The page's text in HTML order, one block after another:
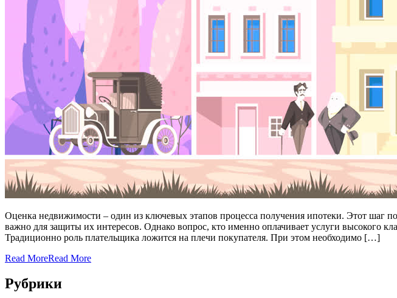
Оценка недвижимости – один из ключевых этапов процесса получения ипотеки. Этот шаг
важно для защиты их интересов. Однако вопрос, кто именно оплачивает услуги высокого
Традиционно роль плательщика ложится на плечи покупателя. При этом необходимо […]
Read MoreRead More
Рубрики